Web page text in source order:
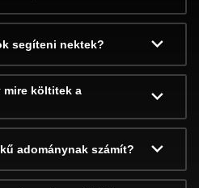
segíteni nektek?
mire költitek a
adománynak számít?